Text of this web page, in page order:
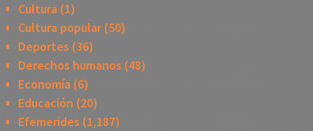
Cultura(1)
Cultura popular(50)
Deportes (36)
Derechos humanos (48)
Economía(6)
Educación (20)
Efemerides (1,187)